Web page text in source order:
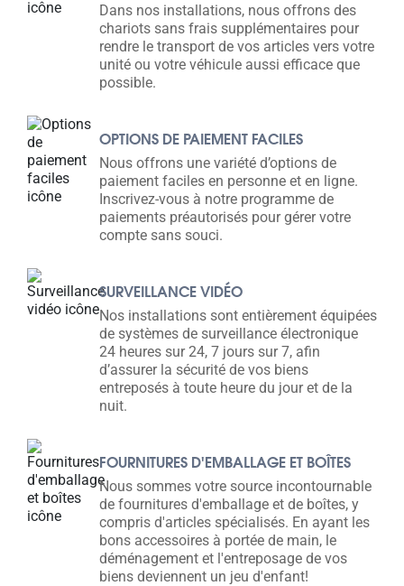
Dans nos installations, nous offrons des
chariots sans frais supplémentaires pour
rendre le transport de vos articles vers votre
unité ou votre véhicule aussi efficace que
possible.
OPTIONS DE PAIEMENT FACILES
Nous offrons une variété d’options de
paiement faciles en personne et en ligne.
Inscrivez-vous à notre programme de
paiements préautorisés pour gérer votre
compte sans souci.
SURVEILLANCE VIDÉO
Nos installations sont entièrement équipées
de systèmes de surveillance électronique
24 heures sur 24, 7 jours sur 7, afin
d’assurer la sécurité de vos biens
entreposés à toute heure du jour et de la
nuit.
FOURNITURES D'EMBALLAGE ET BOÎTES
Nous sommes votre source incontournable
de fournitures d'emballage et de boîtes, y
compris d'articles spécialisés. En ayant les
bons accessoires à portée de main, le
déménagement et l'entreposage de vos
biens deviennent un jeu d'enfant!